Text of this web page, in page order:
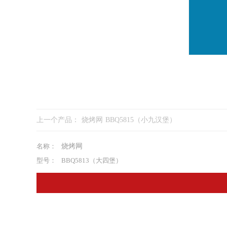
上一个产品： 烧烤网 BBQ5815（小九汉堡）
名称：
烧烤网
型号：
BBQ5813（大四堡）